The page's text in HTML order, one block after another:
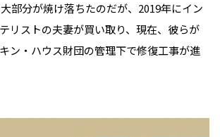
部分が焼け落ちたのだが、2019年にイン
リストの夫妻が買い取り、現在、彼らが
ン・ハウス財団の管理下で修復工事が進